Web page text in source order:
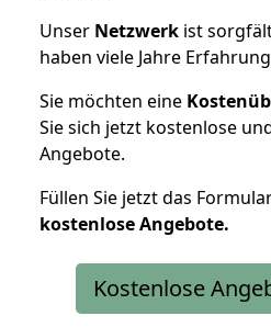
Unser Netzwerk ist
haben viele Jahre
Sie möchten eine
Sie sich jetzt kostenlose
Angebote.
Füllen Sie jetzt das
kostenloseAngebote.
Kostenlose